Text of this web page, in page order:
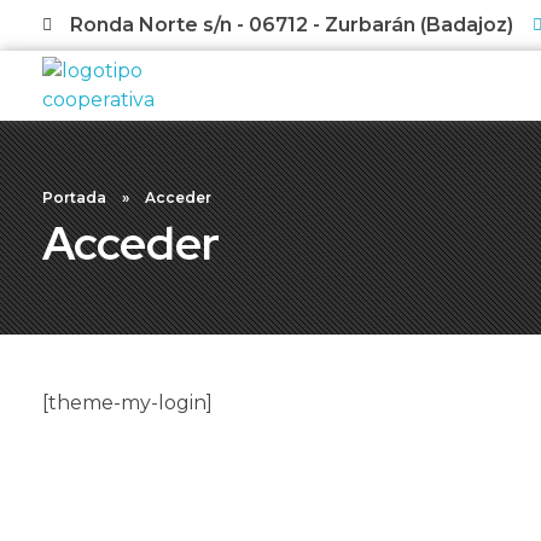
Ronda Norte s/n - 06712 - Zurbarán (Badajoz)
Cooperativa del campo La Sagrada Familia
Cooperativa fundada en 1965, en Zurbarán (Badajoz)
Portada » Acceder
Acceder
[theme-my-login]